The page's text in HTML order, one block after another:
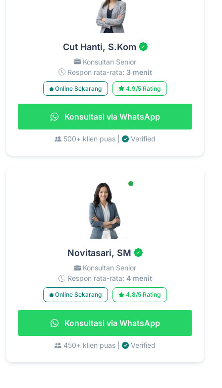
Cut Hanti, S.Kom
Konsultan Senior
Respon rata-rata: 3 menit
Online Sekarang 4.9/5 Rating
Konsultasi via WhatsApp
500+ klien puas | Verified
Novitasari, SM
Konsultan Senior
Respon rata-rata: 4 menit
Online Sekarang 4.8/5 Rating
Konsultasi via WhatsApp
450+ klien puas | Verified